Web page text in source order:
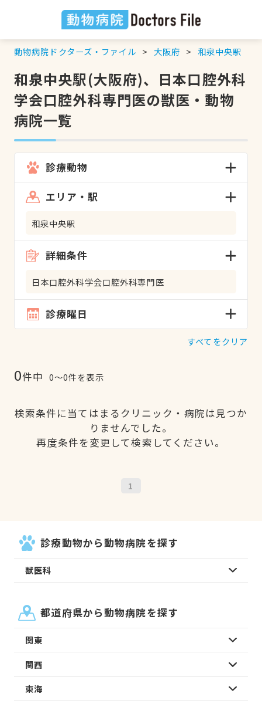
動物病院ドクターズ・ファイル 大阪府 和泉中央駅
和泉中央駅(大阪府)、日本口腔外科
学会口腔外科専門医の獣医・動物
病院一覧
診療動物
エリア・駅
和泉中央駅
詳細条件
日本口腔外科学会口腔外科専門医
診療曜日
すべてをクリア
0件中 0〜0件を表示
検索条件に当てはまるクリニック・病院は見つか
りませんでした。
再度条件を変更して検索してください。
1
診療動物から動物病院を探す
獣医科
都道府県から動物病院を探す
関東
関西
東海